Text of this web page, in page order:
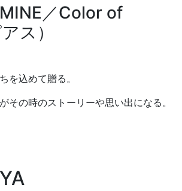
／Color of
ス）
を込めて贈る。
その時のストーリーや思い出になる。